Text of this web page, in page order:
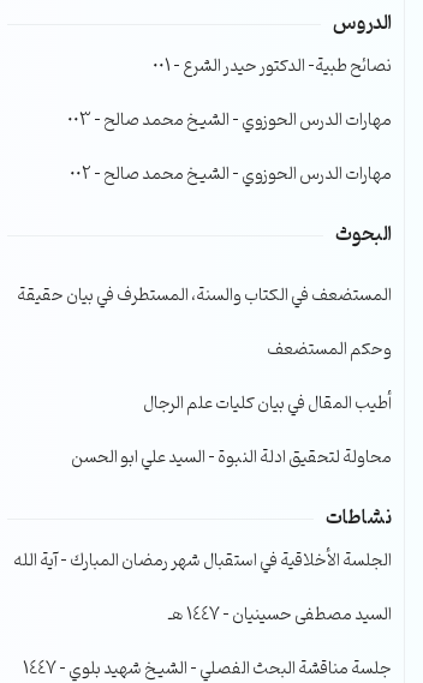
الصوت.الدروس
نصائح طبية- الدكتور حيدر الشرع – 001
مهارات الدرس الحوزوي – الشيخ محمد صالح – 003
مهارات الدرس الحوزوي – الشيخ محمد صالح – 002
البحوث
المستضعف في الكتاب والسنة، المستطرف في بيان حقيقة
وحكم المستضعف
أطيب المقال في بيان كليات علم الرجال
محاولة لتحقيق ادلة النبوة – السيد علي ابو الحسن
نشاطات
الجلسة الأخلاقية في استقبال شهر رمضان المبارك – آية الله
السيد مصطفى حسينيان – 1447 هـ
جلسة مناقشة البحث الفصلي – الشيخ شهيد بلوي – 1447